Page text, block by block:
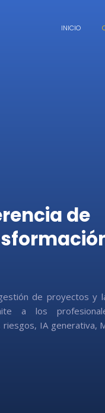
INICIO
de
de proyectos y
a los
IA generativa,